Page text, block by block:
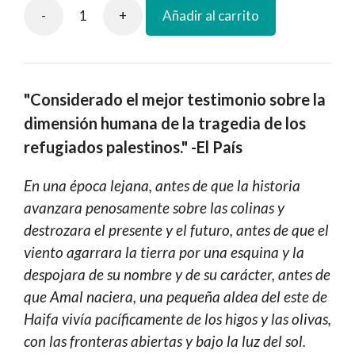
-
Amaneceres
Yenín
+ Añadir al carrito
"Considerado el mejor testimonio sobre la
dimensión humana de la tragedia de los
refugiados palestinos." -El País
En una época lejana, antes de que la historia
avanzara penosamente sobre las colinas y
destrozara el presente y el futuro, antes de que el
viento agarrara la tierra por una esquina y la
despojara de su nombre y de su carácter, antes de
que Amal naciera, una pequeña aldea del este de
Haifa vivía pacíficamente de los higos y las olivas,
con las fronteras abiertas y bajo la luz del sol.